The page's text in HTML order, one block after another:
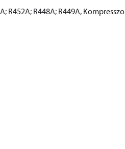
R448A; R449A,